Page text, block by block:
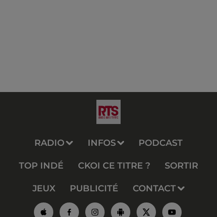
RADIO INFOS PODCAST
TOP INDÉ CKOI CE TITRE ? SORTIR
JEUX PUBLICITÉ CONTACT